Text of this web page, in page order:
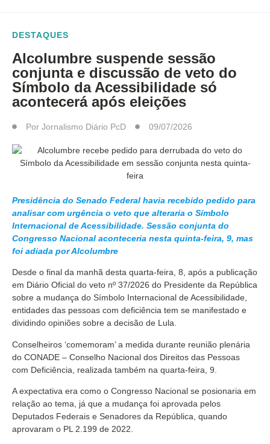
DESTAQUES
Alcolumbre suspende sessão
conjunta e discussão de veto do
Símbolo da Acessibilidade só
acontecerá após eleições
Por Jornalismo Diário PcD 09/07/2026
Presidência do Senado Federal havia recebido pedido para
analisar com urgência o veto que alteraria o Símbolo
Internacional de Acessibilidade. Sessão conjunta do
Congresso Nacional aconteceria nesta quinta-feira, 9, mas
foi adiada por Alcolumbre
Desde o final da manhã desta quarta-feira, 8, após a publicação
em Diário Oficial do veto nº 37/2026 do Presidente da República
sobre a mudança do Símbolo Internacional de Acessibilidade,
entidades das pessoas com deficiência tem se manifestado e
dividindo opiniões sobre a decisão de Lula.
Conselheiros ‘comemoram’ a medida durante reunião plenária
do CONADE – Conselho Nacional dos Direitos das Pessoas
com Deficiência, realizada também na quarta-feira, 9.
A expectativa era como o Congresso Nacional se posionaria em
relação ao tema, já que a mudança foi aprovada pelos
Deputados Federais e Senadores da República, quando
aprovaram o PL 2.199 de 2022.